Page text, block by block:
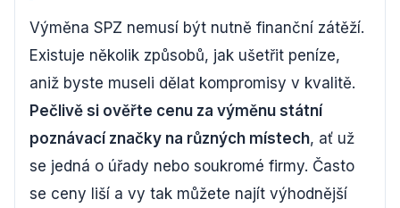
Výměna SPZ nemusí být nutně finanční zátěží.
Existuje několik způsobů, jak ušetřit peníze,
aniž byste museli dělat kompromisy v kvalitě.
Pečlivě si ověřte cenu za výměnu státní
poznávací značky na různých místech, ať už
se jedná o úřady nebo soukromé firmy. Často
se ceny liší a vy tak můžete najít výhodnější